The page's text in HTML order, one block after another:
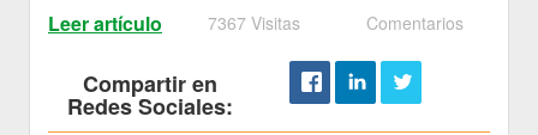
Leer artículo 7367 Visitas Comentarios
Compartir en
Redes Sociales: